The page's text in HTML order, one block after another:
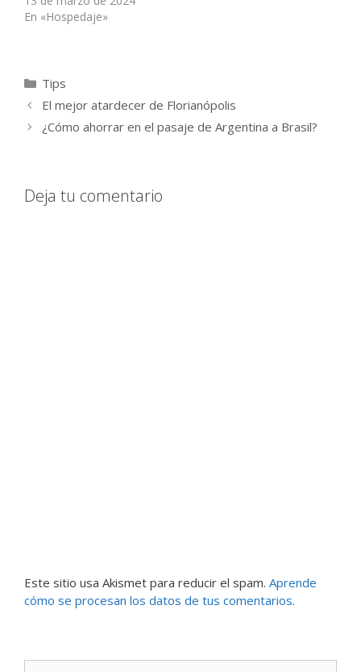
En «Hospedaje»
Categorías
Tips
El mejor atardecer de Florianópolis
¿Cómo ahorrar en el pasaje de Argentina a Brasil?
Deja tu comentario
Este sitio usa Akismet para reducir el spam. Aprende
cómo se procesan los datos de tus comentarios.